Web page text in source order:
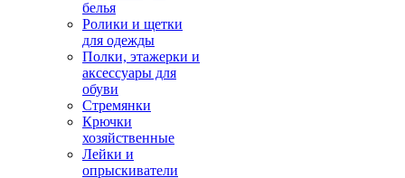
белья
Ролики и щетки
для одежды
Полки, этажерки и
аксессуары для
обуви
Стремянки
Крючки
хозяйственные
Лейки и
опрыскиватели